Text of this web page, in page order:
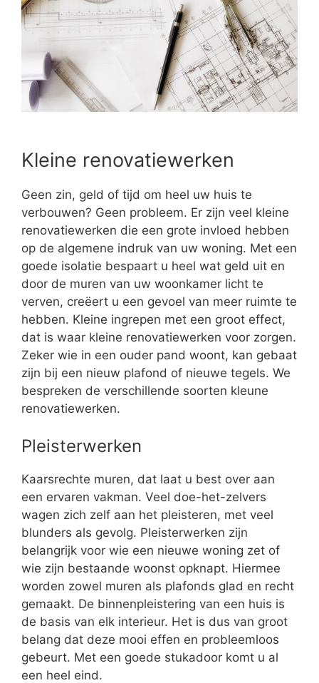
Kleine renovatiewerken
Geen zin, geld of tijd om heel uw huis te
verbouwen? Geen probleem. Er zijn veel kleine
renovatiewerken die een grote invloed hebben
op de algemene indruk van uw woning. Met een
goede isolatie bespaart u heel wat geld uit en
door de muren van uw woonkamer licht te
verven, creëert u een gevoel van meer ruimte te
hebben. Kleine ingrepen met een groot effect,
dat is waar kleine renovatiewerken voor zorgen.
Zeker wie in een ouder pand woont, kan gebaat
zijn bij een nieuw plafond of nieuwe tegels. We
bespreken de verschillende soorten kleune
renovatiewerken.
Pleisterwerken
Kaarsrechte muren, dat laat u best over aan
een ervaren vakman. Veel doe-het-zelvers
wagen zich zelf aan het pleisteren, met veel
blunders als gevolg. Pleisterwerken zijn
belangrijk voor wie een nieuwe woning zet of
wie zijn bestaande woonst opknapt. Hiermee
worden zowel muren als plafonds glad en recht
gemaakt. De binnenpleistering van een huis is
de basis van elk interieur. Het is dus van groot
belang dat deze mooi effen en probleemloos
gebeurt. Met een goede stukadoor komt u al
een heel eind.